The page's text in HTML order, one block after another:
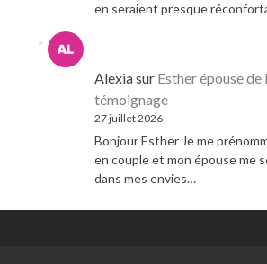
en seraient presque
Alexiasur Esther épouse de
témoignage
27 juillet 2026
Bonjour Esther Je me
en couple et mon épouse me
dans mes envies…